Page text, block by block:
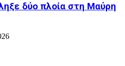
δύο πλοία στη Μαύρη